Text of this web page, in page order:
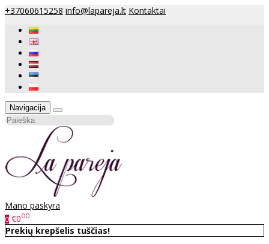
+37060615258 info@lapareja.lt Kontaktai
Navigacija
Mano paskyra
0 €000
Prekių krepšelis tuščias!